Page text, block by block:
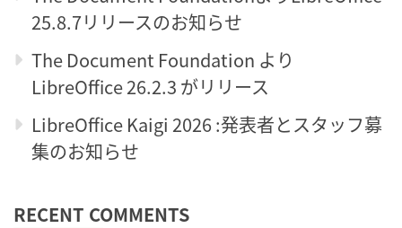
25.8.7リリースのお知らせ
The Document Foundation より
LibreOffice 26.2.3 がリリース
LibreOffice Kaigi 2026 :発表者とスタッフ募
集のお知らせ
RECENT COMMENTS